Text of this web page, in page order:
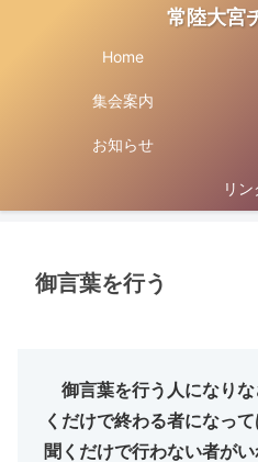
常陸大宮
Home
集会案内
お知らせ
リン
御言葉を行う
御言葉を行う人になり
くだけで終わる者になっ
聞くだけで行わない者が